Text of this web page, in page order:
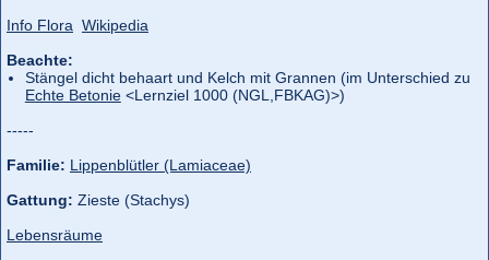
Info Flora Wikipedia
Beachte:
Stängel dicht behaart und Kelch mit Grannen (im Unterschied zu
Echte Betonie<Lernziel 1000 (NGL, FBKAG)>)
-----
Familie: Lippenblütler (Lamiaceae)
Gattung: Zieste (Stachys)
Lebensräume